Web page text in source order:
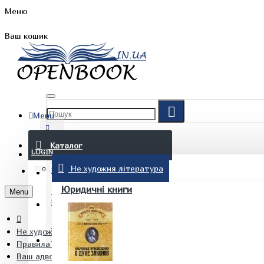
Меню
Ваш кошик
БЛОГ
КОНТАКТИ
(097) 015 28 90
Menu
Каталог
Не художня література
Юридичні книги
LOGIN
REGISTER
Menu
Не художня література
Правила дорожнього руху. Автомобілістам
Ваш адвокат На дорозі без конфліктів